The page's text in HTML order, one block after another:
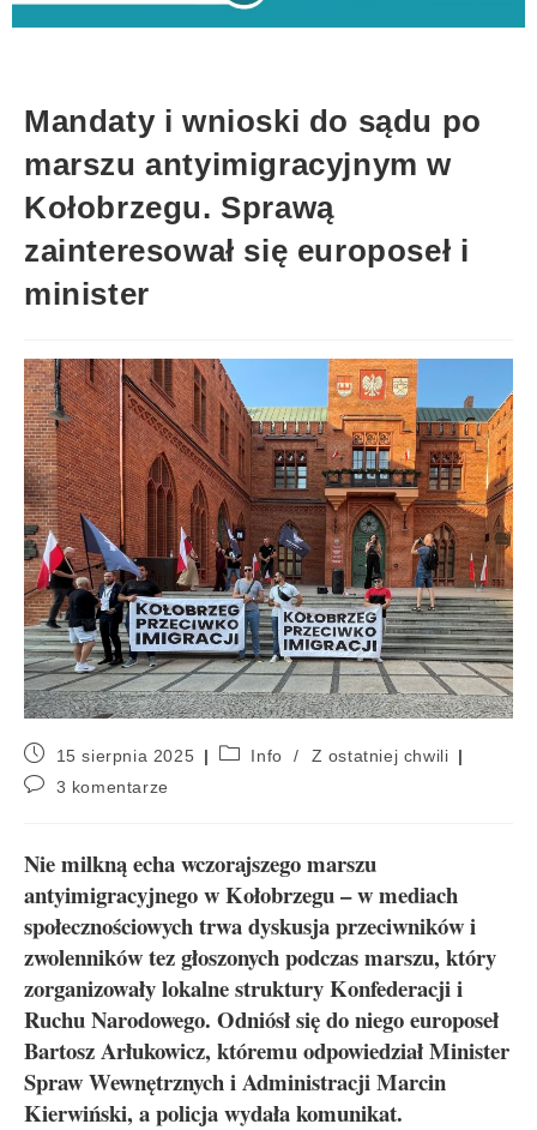
Mandaty i wnioski do sądu po
marszu antyimigracyjnym w
Kołobrzegu. Sprawą
zainteresował się europoseł i
minister
15 sierpnia 2025 Info /
Z ostatniej chwili
3 komentarze
Nie milkną echa wczorajszego marszu
antyimigracyjnego w Kołobrzegu – w mediach
społecznościowych trwa dyskusja przeciwników i
zwolenników tez głoszonych podczas marszu, który
zorganizowały lokalne struktury Konfederacji i
Ruchu Narodowego. Odniósł się do niego europoseł
Bartosz Arłukowicz, któremu odpowiedział Minister
Spraw Wewnętrznych i Administracji Marcin
Kierwiński, a policja wydała komunikat.